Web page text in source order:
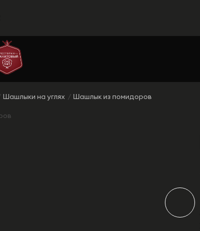
Шашлыки на углях Шашлык из помидоров